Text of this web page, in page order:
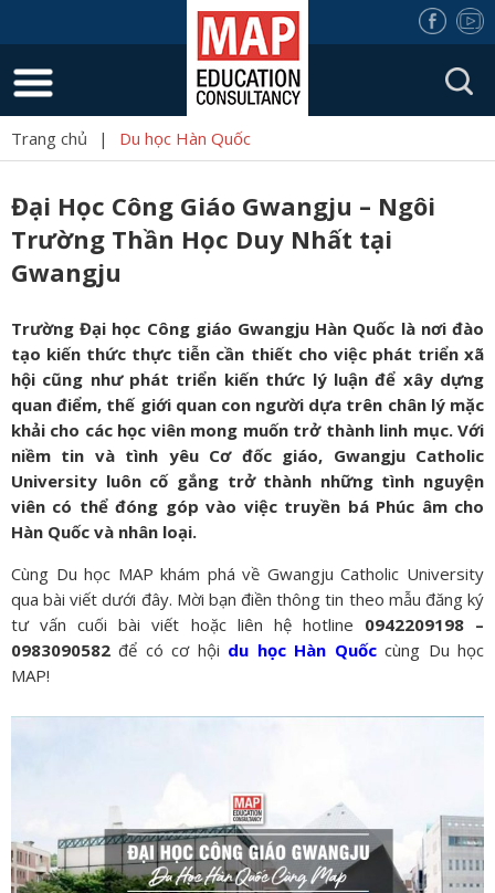
Trang chủ | Du học Hàn Quốc
Đại Học Công Giáo Gwangju – Ngôi
Trường Thần Học Duy Nhất tại
Gwangju
Trường Đại học Công giáo Gwangju Hàn Quốc là nơi đào
tạo kiến thức thực tiễn cần thiết cho việc phát triển xã
hội cũng như phát triển kiến thức lý luận để xây dựng
quan điểm, thế giới quan con người dựa trên chân lý mặc
khải cho các học viên mong muốn trở thành linh mục. Với
niềm tin và tình yêu Cơ đốc giáo, Gwangju Catholic
University luôn cố gắng trở thành những tình nguyện
viên có thể đóng góp vào việc truyền bá Phúc âm cho
Hàn Quốc và nhân loại.
Cùng Du học MAP khám phá về Gwangju Catholic University
qua bài viết dưới đây. Mời bạn điền thông tin theo mẫu đăng ký
tư vấn cuối bài viết hoặc liên hệ hotline 0942209198 –
0983090582 để có cơ hội du học Hàn Quốccùng Du học
MAP!